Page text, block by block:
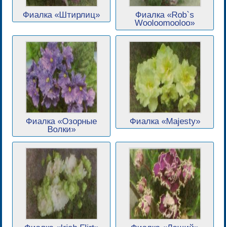
Фиалка «Штирлиц»
Фиалка «Rob`s
Wooloomooloo»
Фиалка «Озорные
Волки»
Фиалка «Majesty»